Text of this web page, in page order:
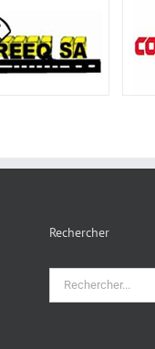
Rechercher
Rechercher: